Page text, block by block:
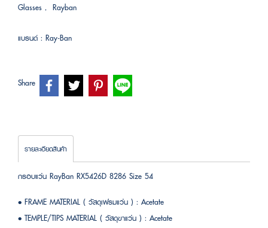
Glasses , Rayban
แบรนด์ : Ray-Ban
Share
รายละเอียดสินค้า
กรอบแว่น RayBan RX5426D 8286 Size 54
• FRAME MATERIAL ( วัสดุเฟรมแว่น ) : Acetate
• TEMPLE/TIPS MATERIAL ( วัสดุขาแว่น ) : Acetate